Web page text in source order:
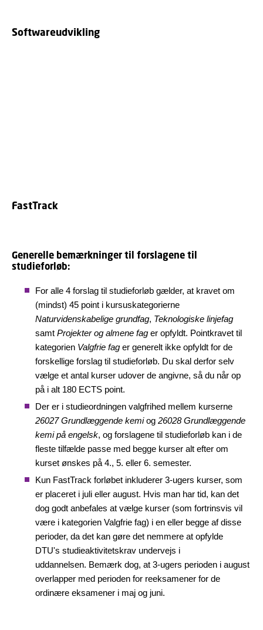
Softwareudvikling
FastTrack
Generelle bemærkninger til forslagene til
studieforløb:
For alle 4 forslag til studieforløb gælder, at kravet om
(mindst) 45 point i kursuskategorierne
Naturvidenskabelige grundfag, Teknologiske linjefag
samt Projekter og almene fag er opfyldt. Pointkravet til
kategorien Valgfrie fag er generelt ikke opfyldt for de
forskellige forslag til studieforløb. Du skal derfor selv
vælge et antal kurser udover de angivne, så du når op
på i alt 180 ECTS point.
Der er i studieordningen valgfrihed mellem kurserne
26027 Grundlæggende kemiog 26028 Grundlæggende
kemi på engelsk, og forslagene til studieforløb kan i de
fleste tilfælde passe med begge kurser alt efter om
kurset ønskes på 4., 5. eller 6. semester.
Kun FastTrack forløbet inkluderer 3-ugers kurser, som
er placeret i juli eller august. Hvis man har tid, kan det
dog godt anbefales at vælge kurser (som fortrinsvis vil
være i kategorien Valgfrie fag) i en eller begge af disse
perioder, da det kan gøre det nemmere at opfylde
DTU's studieaktivitetskrav undervejs i
uddannelsen. Bemærk dog, at 3-ugers perioden i august
overlapper med perioden for reeksamener for de
ordinære eksamener i maj og juni.